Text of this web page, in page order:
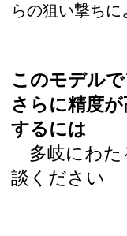
らの狙い撃ち
このモデル
さらに精度
するには
多岐にわた
談ください